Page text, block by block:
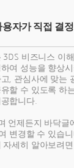
자가 직접 결정
비즈니스 이
여 성능을 향상
, 관심사에 맞는
할 수 있도록 하
합니다.
언제든지 바닥글
변경할 수 있습
세히 알아보려면